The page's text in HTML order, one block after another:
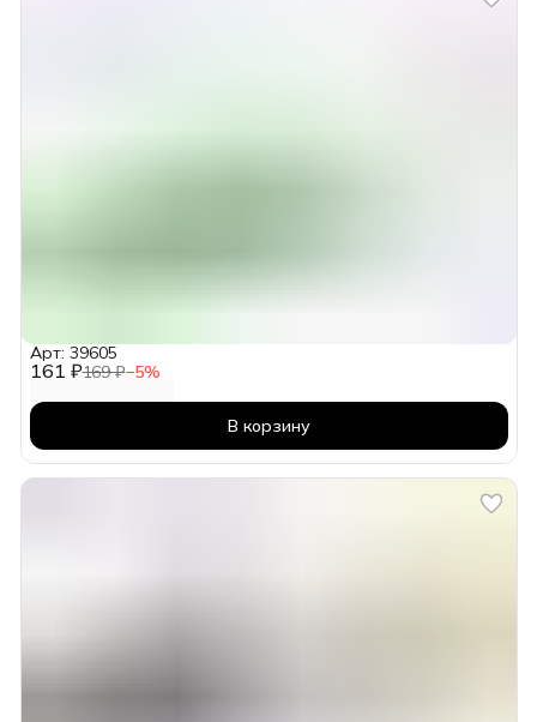
161 ₽169 ₽−5%
Арт: 39605
В корзину